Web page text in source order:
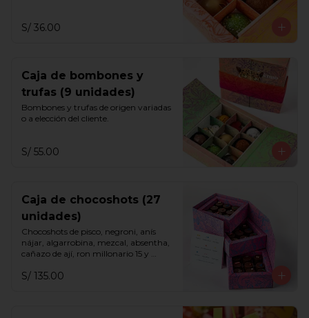
S/ 36.00
Caja de bombones y
trufas (9 unidades)
Bombones y trufas de origen variadas
o a elección del cliente.
S/ 55.00
Caja de chocoshots (27
unidades)
Chocoshots de pisco, negroni, anís
nájar, algarrobina, mezcal, absentha,
cañazo de ají, ron millonario 15 y
S/ 135.00